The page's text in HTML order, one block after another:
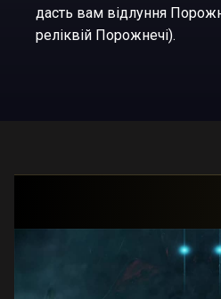
дасть вам відлуння
реліквій Порожнечі).